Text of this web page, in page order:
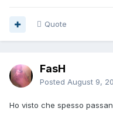
Quote
FasH
Posted August 9,
Ho visto che spesso